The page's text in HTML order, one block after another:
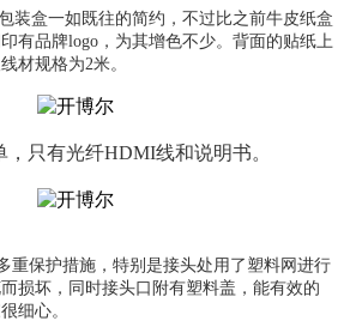
装盒一如既往的简约，不过比之前牛皮纸盒
有品牌logo，为其增色不少。背面的贴纸上
材规格为2米。
只有光纤HDMI线和说明书。
重保护措施，特别是接头处用了塑料网进行
损坏，同时接头口附有塑料盖，能有效的
细心。